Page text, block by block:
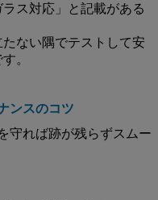
ス対応」と記載がある
ない隅でテストして安
。
ンスのコツ
守れば跡が残らずスムー